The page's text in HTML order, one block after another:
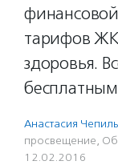
тарифов
здоровья.
Анастасия Чепиль
просвещение,
12.02.2016